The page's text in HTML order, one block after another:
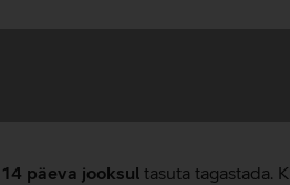
14 päeva jooksul tasuta tagastada.